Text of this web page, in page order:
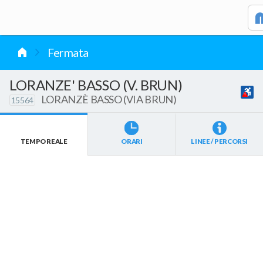
Fermata
LORANZE' BASSO (V. BRUN)
15564 LORANZÈ BASSO (VIA BRUN)
TEMPO REALE ORARI LINEE / PERCORSI